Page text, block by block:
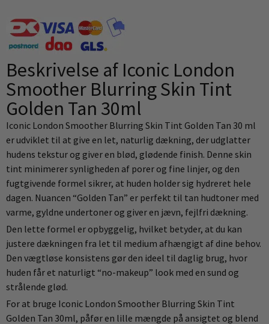
Beskrivelse af Iconic London
Smoother Blurring Skin Tint
Golden Tan 30ml
Iconic London Smoother Blurring Skin Tint Golden Tan 30 ml
er udviklet til at give en let, naturlig dækning, der udglatter
hudens tekstur og giver en blød, glødende finish. Denne skin
tint minimerer synligheden af porer og fine linjer, og den
fugtgivende formel sikrer, at huden holder sig hydreret hele
dagen. Nuancen “Golden Tan” er perfekt til tan hudtoner med
varme, gyldne undertoner og giver en jævn, fejlfri dækning.
Den lette formel er opbyggelig, hvilket betyder, at du kan
justere dækningen fra let til medium afhængigt af dine behov.
Den vægtløse konsistens gør den ideel til daglig brug, hvor
huden får et naturligt “no-makeup” look med en sund og
strålende glød.
For at bruge Iconic London Smoother Blurring Skin Tint
Golden Tan 30ml, påfør en lille mængde på ansigtet og blend